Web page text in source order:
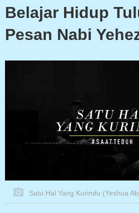
Belajar Hidup
Pesan Nabi
Satu Hal Yang Kurindu (Yeshua